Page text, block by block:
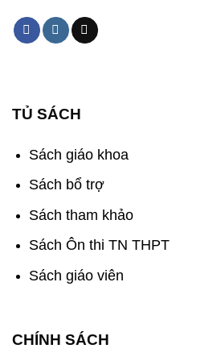
TỦ SÁCH
Sách giáo khoa
Sách bổ trợ
Sách tham khảo
Sách Ôn thi TN THPT
Sách giáo viên
CHÍNH SÁCH